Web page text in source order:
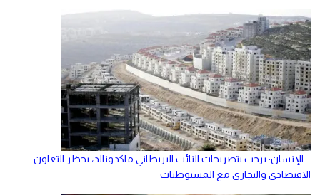
الإنسان: يرحب بتصريحات النائب البريطاني ماكدونالد، بحظر التعاون
الاقتصادي والتجاري مع المستوطنات